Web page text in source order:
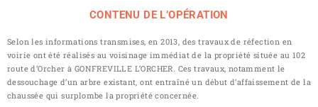
CONTENU DE L’OPÉRATION
Selon les informations transmises, en 2013, des travaux de réfection en
voirie ont été réalisés au voisinage immédiat de la propriété située au 102
route d’Orcher à GONFREVILLE L’ORCHER. Ces travaux, notamment le
dessouchage d’un arbre existant, ont entraîné un début d’affaissement de la
chaussée qui surplombe la propriété concernée.